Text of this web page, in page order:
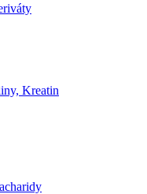
Kreatin